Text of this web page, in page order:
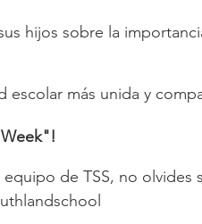
hijos sobre la
más unida y
de TSS, no olvides